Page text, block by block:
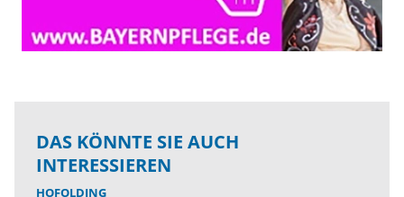
DAS KÖNNTE SIE AUCH
INTERESSIEREN
HOFOLDING